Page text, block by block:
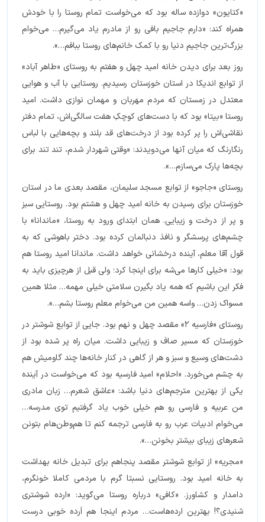
«کتایون» دوازده ساله بود که می‌خواست تمام روستا را با خودش
همراه کند: «دارم جاجیم بافی رو از مادرم یاد می‌گیرم… می‌خوام
بزرگ‌ترین جاجیم دنیا رو با کمک خانم‌های روستا ببافم…».
روز بعد برای دیدن خانه امید چهل و هفتم به روستای «طاهر آباد»
از توابع اندیکا در استان خوزستان رسیدیم. روستایی با آب و هوایی
معتدل در زمستان که مردم مهربان و مهمان نوازی داشت. امید
روستا «بیتا» بود که با دست‌های کوچکِ هفت سالگی‌اش، تمام دفتر
نقاشی‌اش را پر کرده بود از درخت‌های قد بلند و بچه‌هایی با لباس
رنگارنگ که میان آنها می‌دویدند: «وقتی شهردار شدم، تند تند برای
بچه‌ها پارک می‌سازم…».
روستای «جاجو» از توابع مسجد سلیمان، مقصد بعدی ما در استان
خوزستان برای رسیدن به خانه امید چهل و هشتم بود. روستایی سبز
و پر از درخت و زیبایی. همان ابتدای ورود به روستا، «ماندانا» با
چشم‌های پرسشگر و نافذ دنبالمان کرده بود. دختر باهوشی که به
قول آقا معلم، آینده درخشانی خواهد داشت. ماندانا امید روستا هم
بود: «خیلی کارها می‌شه برای اینجا کرد؛ ولی قبل از هرچیزی باید به
فکر این باشیم که همه یاد بگیرن سلامتی خیلی مهمه… مثلا همین
مسواک زدن… واسه همین من می‌خوام معلم روستا بشم…».
روستای «فارسیه 2» مقصد چهل و نهم بود. جایی از توابع شوشتر در
خوزستان که مسیر صاف و زیبایی داشت. میان راه پر شده بود از
دشت‌های وسیع و سبز و هر از گاهی در کنار خانه‌ها چند گاومیش هم
به چشم می‌خورد. «احلام» امید فارسیه بود که می‌خواست در آینده
یکی از بهترین مترجم‌های دنیا باشد: «عاشق شعرم… زبان مادری
من عربیه و فارسی رو هم خیلی خوب یاد گرفتیم توی مدرسه…
می‌خوام ادبیات عرب رو به فارسی ترجمه کنم تا هم‌وطن‌هام بتونن
شعرهای زیبای بیشتر بخونن…».
«مجریه» از توابع شوشتر مقصد پنجاهم برای تبدیل خانه بهداشت
به خانه امید بود. روستایی نسبتا گرم با مردمی کاملا خونگرم،
دامدار و کشاورز. «کافی» درباره روستا می‌گوید: «ارده شوشتری
شنیدی؟! بهترین ارده‌هاست… مردم اینجا هم اَرده خوبی درست